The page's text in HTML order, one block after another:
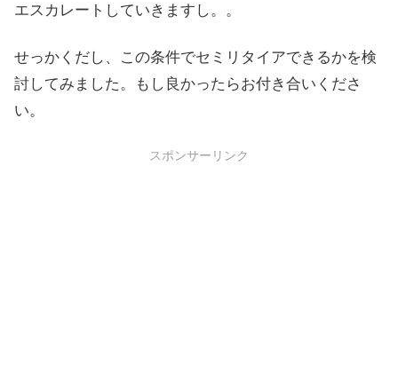
エスカレートしていきますし。。
せっかくだし、この条件でセミリタイアできるかを検
討してみました。もし良かったらお付き合いくださ
い。
スポンサーリンク